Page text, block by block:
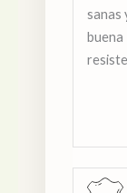
sanas
buena